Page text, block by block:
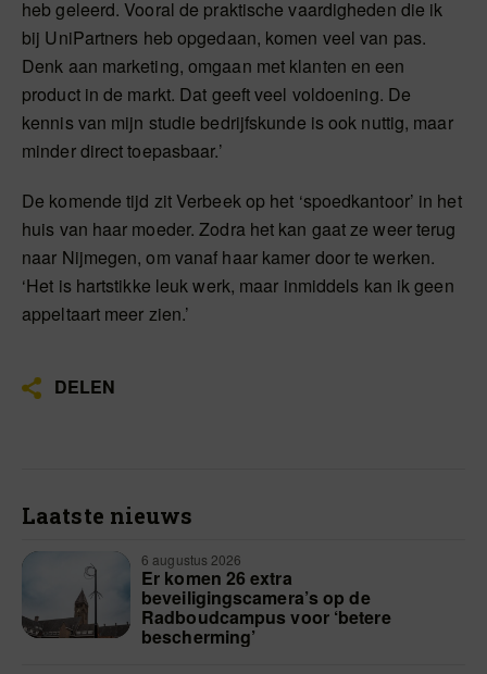
heb geleerd. Vooral de praktische vaardigheden die ik
bij UniPartners heb opgedaan, komen veel van pas.
Denk aan marketing, omgaan met klanten en een
product in de markt. Dat geeft veel voldoening. De
kennis van mijn studie bedrijfskunde is ook nuttig, maar
minder direct toepasbaar.’
De komende tijd zit Verbeek op het ‘spoedkantoor’ in het
huis van haar moeder. Zodra het kan gaat ze weer terug
naar Nijmegen, om vanaf haar kamer door te werken.
‘Het is hartstikke leuk werk, maar inmiddels kan ik geen
appeltaart meer zien.’
DELEN
Laatste nieuws
6 augustus 2026
Er komen 26 extra
beveiligingscamera’s op de
Radboudcampus voor ‘betere
bescherming’